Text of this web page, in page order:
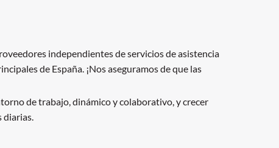
independientes de servicios de asistencia
de España. ¡Nos aseguramos de que las
de trabajo, dinámico y colaborativo, y crecer